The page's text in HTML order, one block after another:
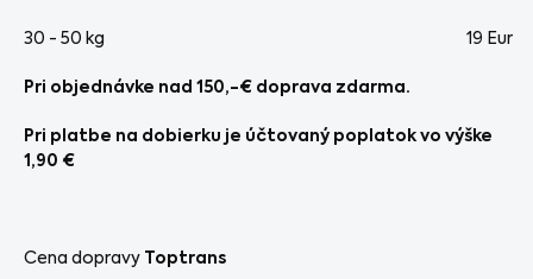
30 - 50 kg 19 Eur
Pri objednávke nad 150,-€ doprava zdarma.
Pri platbe na dobierku je účtovaný poplatok vo výške
1,90 €
Cena dopravy Toptrans